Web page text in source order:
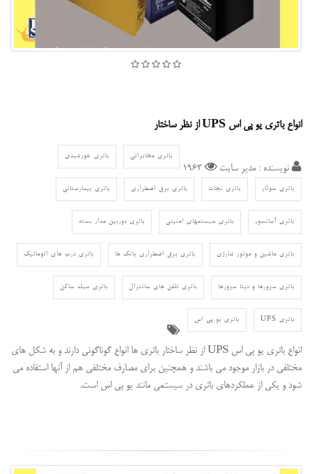
انواع باتری یو پی اس UPS از نظر ساختار
نویسنده : مدیر سایت 1963
باتری مخابراتی باتری خورشیدی
باتری سولار باتری نجات باتری برق اضطراری باتری بیمارستانی
باتری آسانسور باتری سیستمهای امنیتی باتری دوربین مدار بسته
باتری ماشین و موتور شارژی باتری برق اضطراری بانک ها باتری درب های اتوماتیک
باتری سرورها و دیتا سرورها باتری تلفن های سانترال باتری سیلد ساکن
باتری UPS باتری یو پی اس
انواع باتری یو پی اس UPS از نظر ساختار باتری ها انواع گوناگونی دارند و به شکل های
مختلفی در بازار موجود می باشند و همچنین برای مصارف مختلفی هم از آنها استفاده می
شود و یکی از عملکردهای باتری در سیستمی مانند یو پی اس است.